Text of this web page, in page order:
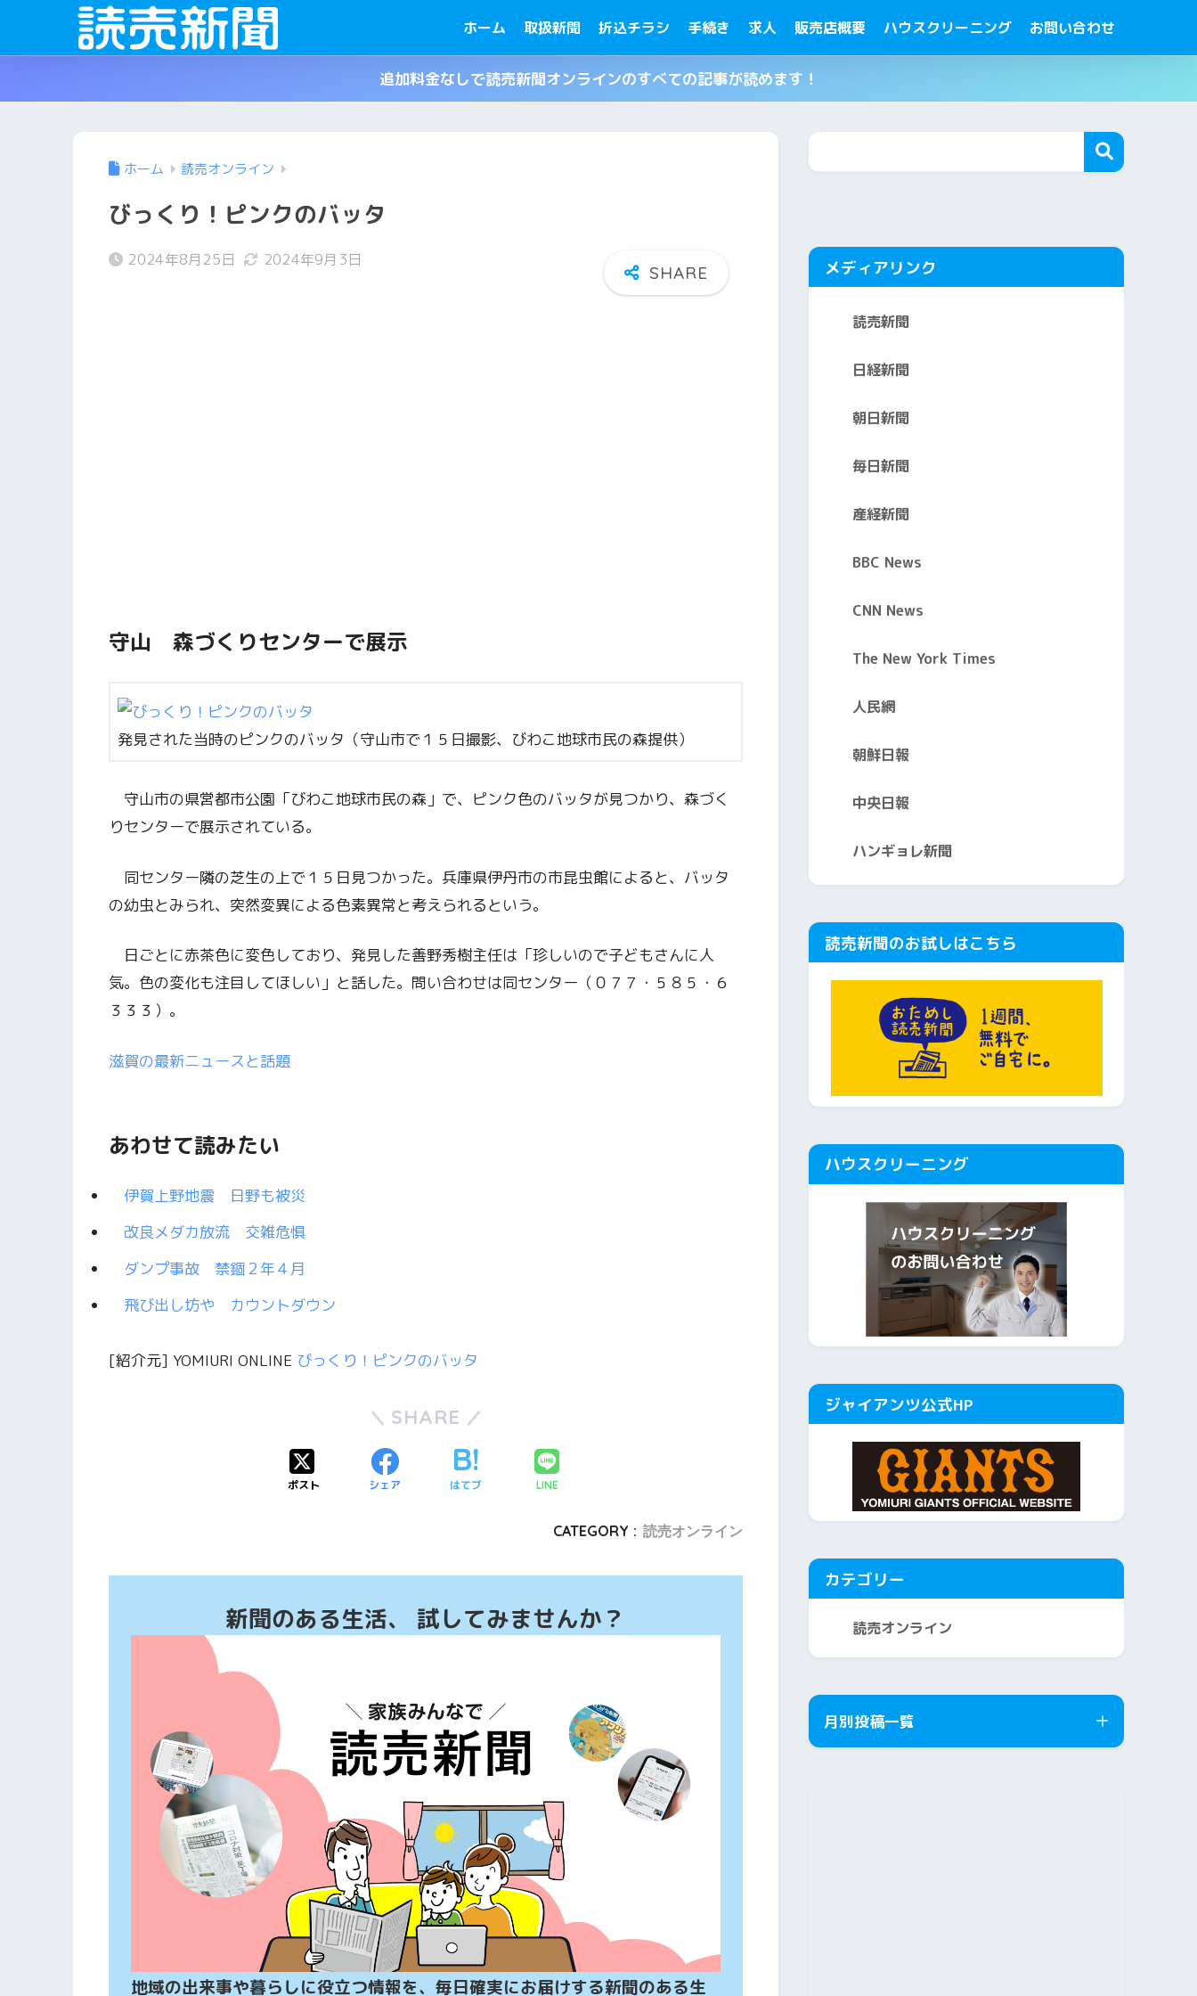
ホーム 取扱新聞 折込チラシ 手続き 求人 販売店概要 ハウスクリーニング お問い合わせ
追加料金なしで読売新聞オンラインのすべての記事が読めます！
ホーム 読売オンライン
びっくり！ピンクのバッタ
2024年8月25日 2024年9月3日
守山 森づくりセンターで展示
発見された当時のピンクのバッタ（守山市で１５日撮影、びわこ地球市民の森提供）
守山市の県営都市公園「びわこ地球市民の森」で、ピンク色のバッタが見つかり、森づく
りセンターで展示されている。
同センター隣の芝生の上で１５日見つかった。兵庫県伊丹市の市昆虫館によると、バッタ
の幼虫とみられ、突然変異による色素異常と考えられるという。
日ごとに赤茶色に変色しており、発見した善野秀樹主任は「珍しいので子どもさんに人
気。色の変化も注目してほしい」と話した。問い合わせは同センター（０７７・５８５・６
３３３）。
滋賀の最新ニュースと話題
あわせて読みたい
伊賀上野地震 日野も被災
改良メダカ放流 交雑危惧
ダンプ事故 禁錮２年４月
飛び出し坊や カウントダウン
[紹介元] YOMIURI ONLINE びっくり！ピンクのバッタ
SHARE
ポスト シェア はてブ LINE
CATEGORY : 読売オンライン
新聞のある生活、 試してみませんか？
地域の出来事や暮らしに役立つ情報を、毎日確実にお届けする新聞のある生
メディアリンク
読売新聞
日経新聞
朝日新聞
毎日新聞
産経新聞
BBC News
CNN News
The New York Times
人民網
朝鮮日報
中央日報
ハンギョレ新聞
読売新聞のお試しはこちら
ハウスクリーニング
ジャイアンツ公式HP
カテゴリー
読売オンライン
月別投稿一覧